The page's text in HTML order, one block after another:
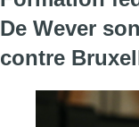
De Wever
contre